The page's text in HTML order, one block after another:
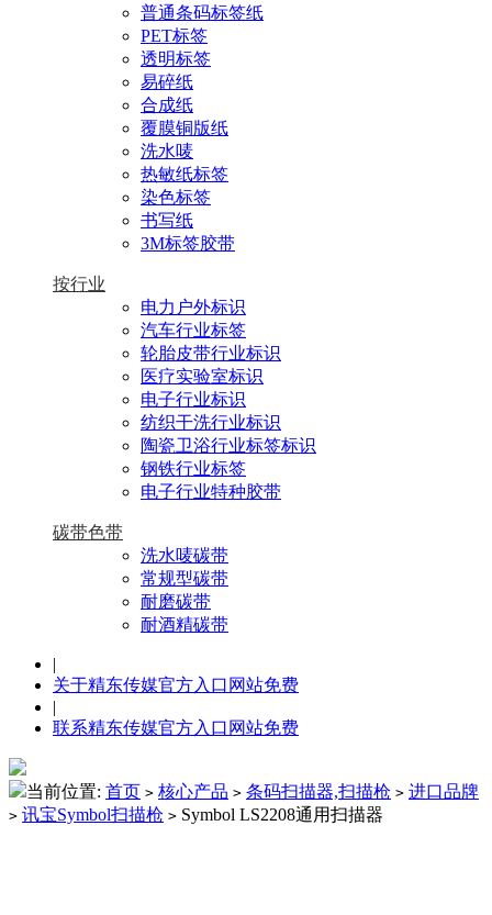
普通条码标签纸
PET标签
透明标签
易碎纸
合成纸
覆膜铜版纸
洗水唛
热敏纸标签
染色标签
书写纸
3M标签胶带
按行业
电力户外标识
汽车行业标签
轮胎皮带行业标识
医疗实验室标识
电子行业标识
纺织干洗行业标识
陶瓷卫浴行业标签标识
钢铁行业标签
电子行业特种胶带
碳带色带
洗水唛碳带
常规型碳带
耐磨碳带
耐酒精碳带
|
关于精东传媒官方入口网站免费
|
联系精东传媒官方入口网站免费
当前位置: 首页 > 核心产品 > 条码扫描器,扫描枪 > 进口品牌
> 讯宝Symbol扫描枪 > Symbol LS2208通用扫描器